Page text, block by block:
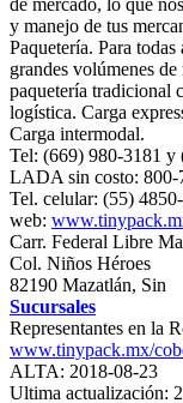
y manejo de tus
Paquetería. Para
grandes volúmenes
paquetería tradicional
logística. Carga
Carga intermodal.
Tel: (669) 980-3181 y
LADA sin costo: 800-
Tel. celular: (55)
web:
Carr. Federal Libre
Col. Niños Héroes
82190 Mazatlán, Sin
Sucursales
Representantes en la
www.tinypack.mx/
ALTA: 2018-08-23
Ultima actualización: